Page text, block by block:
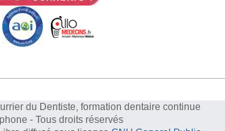
du Dentiste, formation dentaire continue
- Tous droits réservés